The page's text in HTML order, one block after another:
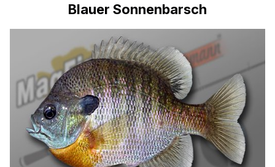
Blauer Sonnenbarsch